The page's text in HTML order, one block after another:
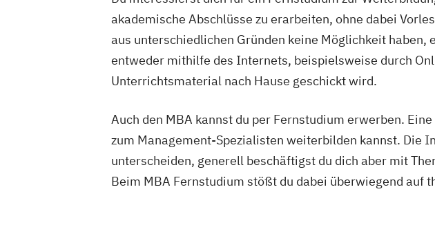
akademische Abschlüsse zu erarbeiten, ohne dabei
aus unterschiedlichen Gründen keine Möglichkeit
entweder mithilfe des Internets, beispielsweise durch
Unterrichtsmaterial nach Hause geschickt wird.
Auch den MBA kannst du per Fernstudium erwerben.
zum Management-Spezialisten weiterbilden kannst. Die
unterscheiden, generell beschäftigst du dich aber mit
Beim MBA Fernstudium stößt du dabei überwiegend auf